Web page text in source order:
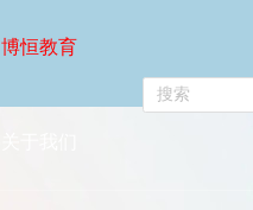
博恒教育